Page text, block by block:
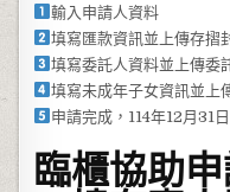
輸入申請人資料
填寫匯款資訊並上傳存摺
填寫委託人資料並上傳委
填寫未成年子女資訊並上
申請完成，114年12月31
臨櫃協助